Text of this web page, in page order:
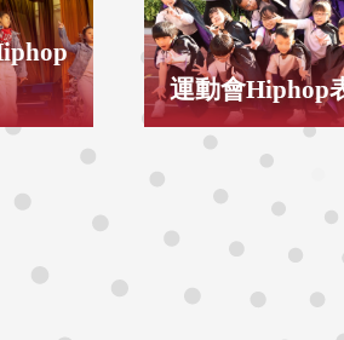
運動會Hiphop